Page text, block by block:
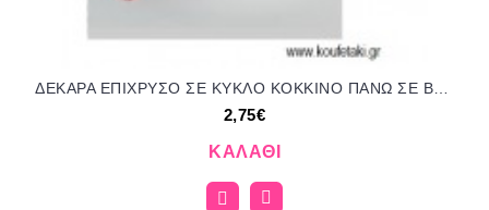
ΔΕΚΑΡΑ ΕΠΙΧΡΥΣΟ ΣΕ ΚΥΚΛΟ ΚΟΚΚΙΝΟ ΠΑΝΩ ΣΕ ΒΟΤΣΑΛΟ για μπομπονιέρες γούρι δώρο ΑΝΤ-21167/41195 2.75€!!!
2,75€
ΚΑΛΆΘΙ